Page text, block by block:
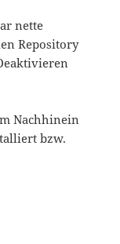
nette
Repository
Nachhinein
bzw.